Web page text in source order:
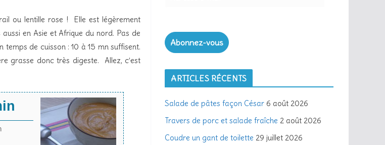
ou lentille rose ! Elle est légèrement
en Asie et Afrique du nord. Pas de
de cuisson : 10 à 15 mn suffisent.
grasse donc très digeste. Allez, c’est
s
e
m
a
Abonnez-vous
ARTICLES RÉCENTS
Salade de pâtes façon César 6 août 2026
Travers de porc et salade fraîche 2 août 2026
Coudre un gant de toilette 29 juillet 2026